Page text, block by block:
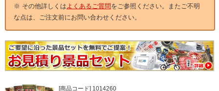
※ その他詳しくはよくあるご質問をご参照ください。またご不明
な点は、ご注文前にお問い合わせください。
[商品コード] 1014260